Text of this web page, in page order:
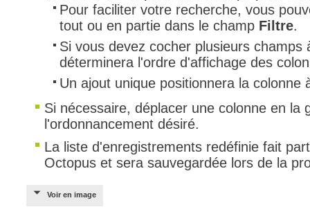
Pour faciliter votre recherche, vous
tout ou en partie dans le champ Filtre.
Si vous devez cocher plusieurs champs
déterminera l'ordre d'affichage des
Un ajout unique positionnera la colonne
Si nécessaire, déplacer une colonne en la
l'ordonnancement désiré.
La liste d'enregistrements redéfinie fait
Octopus et sera sauvegardée lors de la
Voir en image